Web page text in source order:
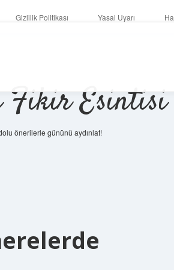
Gizlilik Politikası Yasal Uyarı
Fikir Esintisi
önerilerle gününü aydınlat!